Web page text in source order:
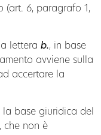
(art. 6, paragrafo 1,
lettera b., in base
avviene sulla
accertare la
base giuridica del
che non è